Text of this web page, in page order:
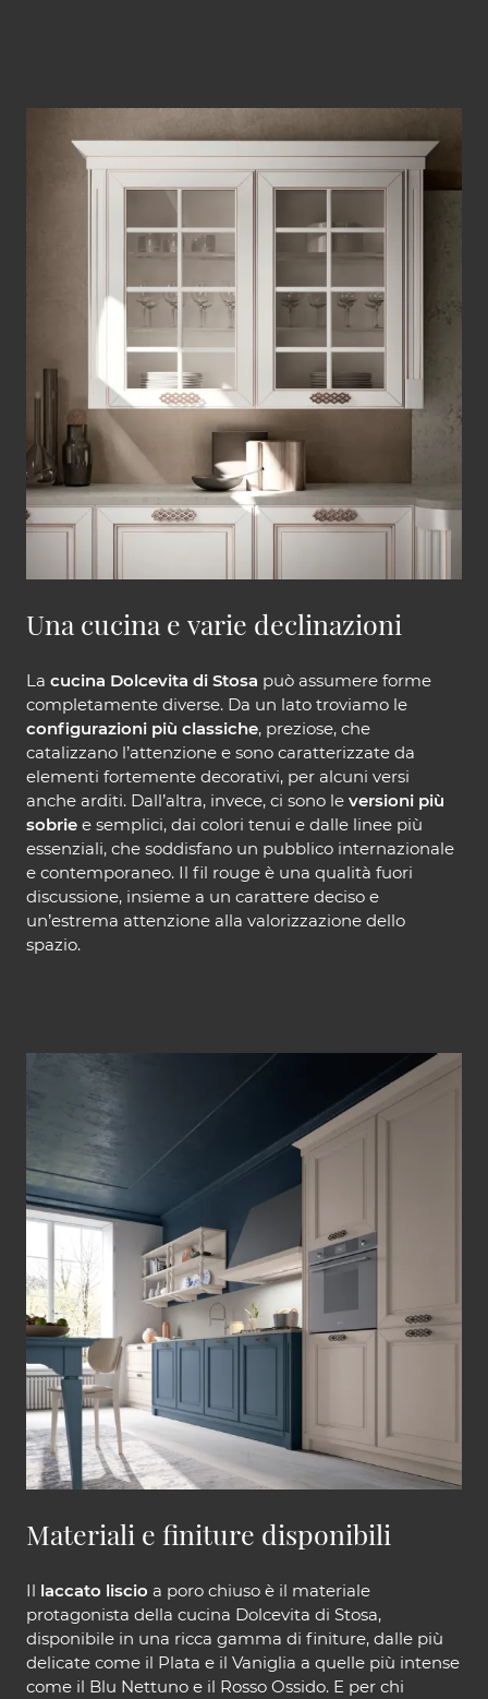
Una cucina e varie declinazioni
La cucina Dolcevita di Stosa può assumere forme
completamente diverse. Da un lato troviamo le
configurazioni più classiche, preziose, che
catalizzano l’attenzione e sono caratterizzate da
elementi fortemente decorativi, per alcuni versi
anche arditi. Dall’altra, invece, ci sono le versioni più
sobrie e semplici, dai colori tenui e dalle linee più
essenziali, che soddisfano un pubblico internazionale
e contemporaneo. Il fil rouge è una qualità fuori
discussione, insieme a un carattere deciso e
un’estrema attenzione alla valorizzazione dello
spazio.
Materiali e finiture disponibili
Il laccato liscio a poro chiuso è il materiale
protagonista della cucina Dolcevita di Stosa,
disponibile in una ricca gamma di finiture, dalle più
delicate come il Plata e il Vaniglia a quelle più intense
come il Blu Nettuno e il Rosso Ossido. E per chi